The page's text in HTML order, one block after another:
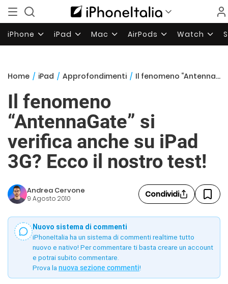
iPhone iPad Mac AirPods Watch
Home / iPad / Approfondimenti / Il fenomeno “AntennaGate” si verifica anche su iPad 3G? Ecco il nostro test!
Il fenomeno
“AntennaGate” si
verifica anche su iPad
3G? Ecco il nostro test!
Andrea Cervone
9 Agosto 2010 Condividi
Nuovo sistema di commenti
iPhoneItalia ha un sistema di commenti realtime tutto
nuovo e nativo! Per commentare ti basta creare un account
e potrai subito commentare.
Prova la nuova sezione commenti!